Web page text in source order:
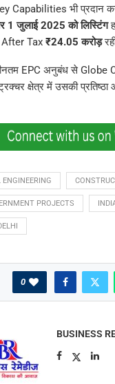
Capabilities भी प्रदान
1 जुलाई 2025 को लिस्टिंग
Tax ₹24.05 करोड़
EPC अनुबंध से Globe
क्षेत्र में उसकी
ENGINEERING
PROJECTS
0
BUSINESS